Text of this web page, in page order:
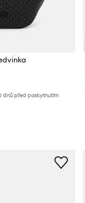
dnů před poskytnutím